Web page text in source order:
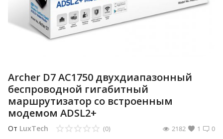
Регистрация
Archer D7 AC1750 двухдиапазонный
беспроводной гигабитный
маршрутизатор со встроенным
модемом ADSL2+
От LuxTech 0
(0) 1
2182